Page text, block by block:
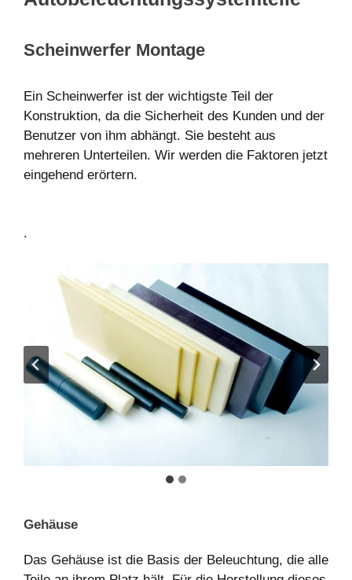
Scheinwerfer Montage
Ein Scheinwerfer ist der wichtigste Teil der
Konstruktion, da die Sicherheit des Kunden und der
Benutzer von ihm abhängt. Sie besteht aus
mehreren Unterteilen. Wir werden die Faktoren jetzt
eingehend erörtern.
.
Gehäuse
Das Gehäuse ist die Basis der Beleuchtung, die alle